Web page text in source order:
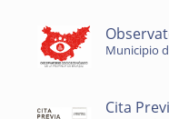
Municipio
Cita